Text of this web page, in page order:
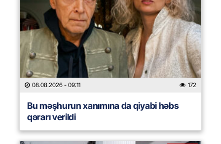
08.08.2026 - 09:11 172
Bu məşhurun xanımına da qiyabi həbs
qərarı verildi